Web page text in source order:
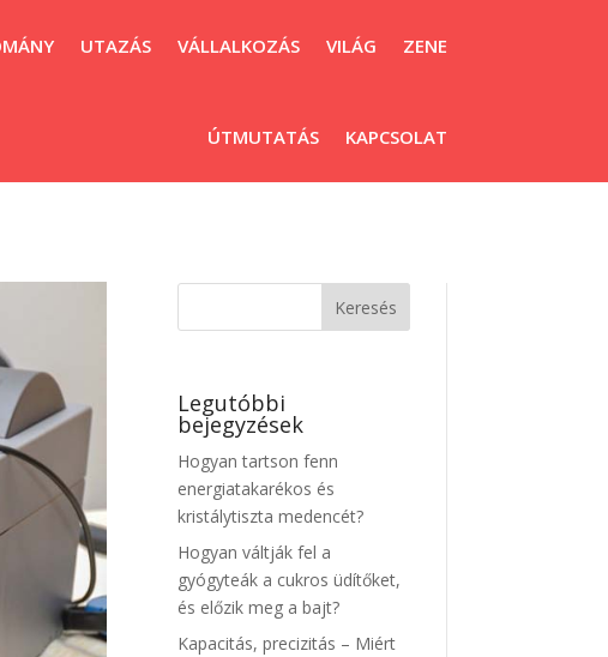
UTAZÁS VÁLLALKOZÁS VILÁG ZENE
ÚTMUTATÁS KAPCSOLAT
Legutóbbi
bejegyzések
Hogyan tartson fenn
energiatakarékos és
kristálytiszta medencét?
Hogyan váltják fel a
gyógyteák a cukros üdítőket,
és előzik meg a bajt?
Kapacitás, precizitás – Miért